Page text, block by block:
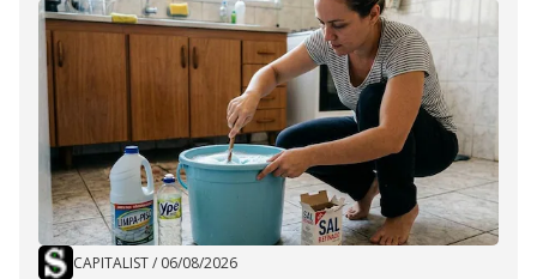
CAPITALIST/ 06/08/2026